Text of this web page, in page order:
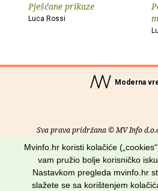
Pješčane prikaze
Luca Rossi
Moderna
Sva prava pridržana © MV Info
Uvjeti
Potraži nas na:
Mvinfo.hr koristi kolačiće
vam pružio bolje korisničko
Nastavkom pregleda mvinfo.hr
slažete se sa korištenjem